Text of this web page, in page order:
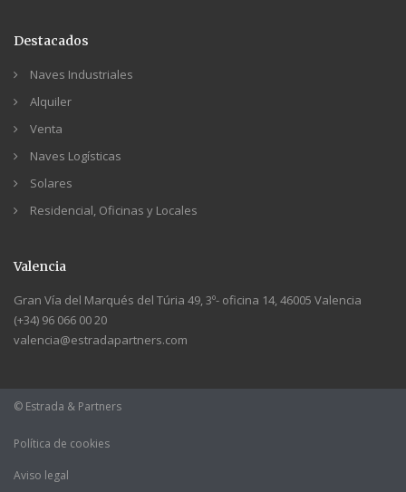
Destacados
Naves Industriales
Alquiler
Venta
Naves Logísticas
Solares
Residencial, Oficinas y Locales
Valencia
Gran Vía del Marqués del Túria 49, 3º- oficina 14, 46005 Valencia
(+34) 96 066 00 20
valencia@estradapartners.com
© Estrada & Partners
Política de cookies
Aviso legal